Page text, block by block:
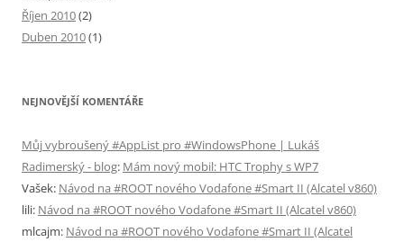
Říjen 2010(2)
Duben 2010(1)
NEJNOVĚJŠÍ KOMENTÁŘE
Můj vybroušený #AppList pro #WindowsPhone | Lukáš
Radimerský - blog: Mám nový mobil: HTC Trophy s WP7
Vašek: Návod na #ROOT nového Vodafone #Smart II (Alcatel v860)
lili: Návod na #ROOT nového Vodafone #Smart II (Alcatel v860)
mlcajm: Návod na #ROOT nového Vodafone #Smart II (Alcatel